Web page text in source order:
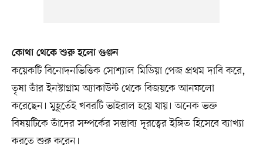
কোথা থেকে শুরু হলো গুঞ্জন
কয়েকটি বিনোদনভিত্তিক সোশ্যাল মিডিয়া পেজ প্রথম দাবি করে,
তৃষা তাঁর ইনস্টাগ্রাম অ্যাকাউন্ট থেকে বিজয়কে আনফলো
করেছেন। মুহূর্তেই খবরটি ভাইরাল হয়ে যায়। অনেক ভক্ত
বিষয়টিকে তাঁদের সম্পর্কের সম্ভাব্য দূরত্বের ইঙ্গিত হিসেবে ব্যাখ্যা
করতে শুরু করেন।